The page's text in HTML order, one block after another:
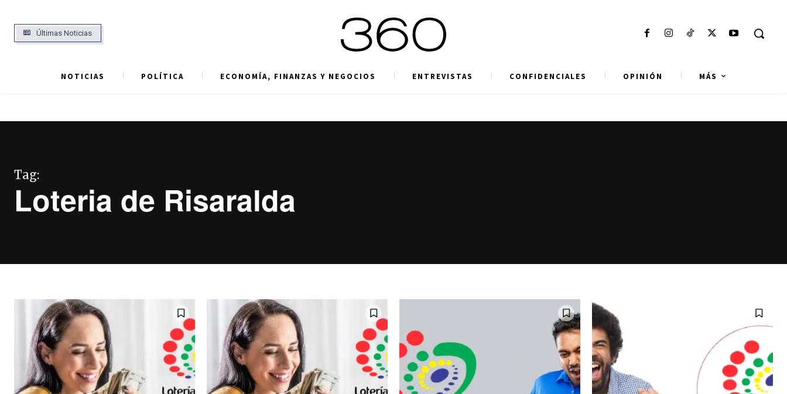
Últimas Noticias
NOTICIAS POLÍTICA ECONOMÍA, FINANZAS Y NEGOCIOS ENTREVISTAS CONFIDENCIALES OPINIÓN MÁS
Tag:
Loteria de Risaralda